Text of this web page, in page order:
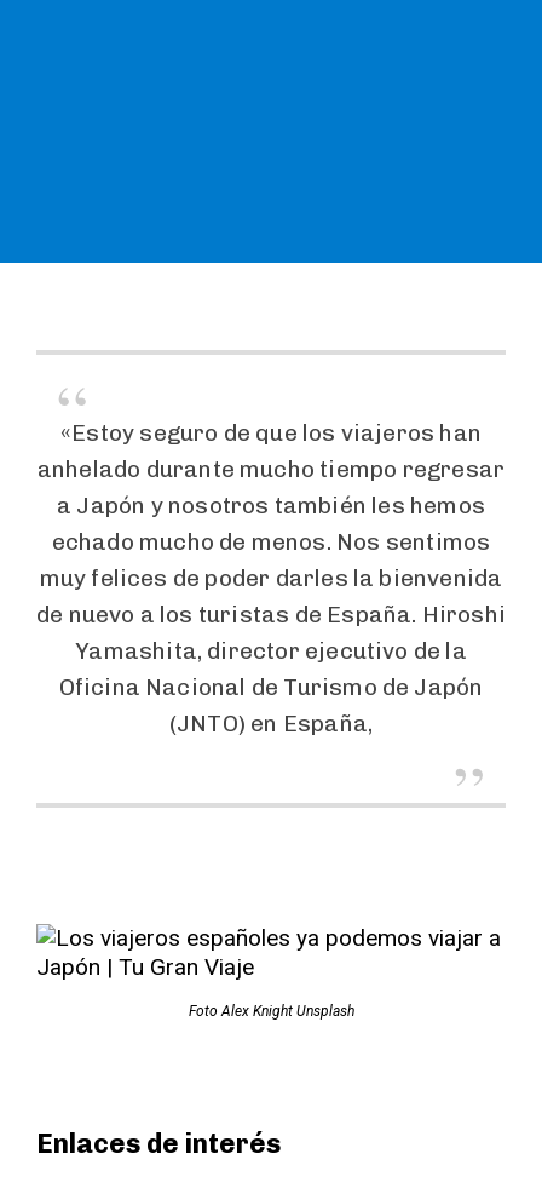
«Estoy seguro de que los viajeros han
anhelado durante mucho tiempo regresar
a Japón y nosotros también les hemos
echado mucho de menos. Nos sentimos
muy felices de poder darles la bienvenida
de nuevo a los turistas de España. Hiroshi
Yamashita, director ejecutivo de la
Oficina Nacional de Turismo de Japón
(JNTO) en España,
Foto Alex Knight Unsplash
Enlaces de interés